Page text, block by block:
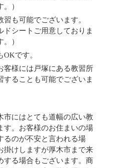
）
も可能でございます。
ドシートご用意しておりま
）
です。
客様には戸塚にある教習所
ることも可能でございま
市にはとても道幅の広い教
す。お客様のお住まいの場
るのが不安と言われる場
掛けしますが厚木市まで来
する場合もございます。商